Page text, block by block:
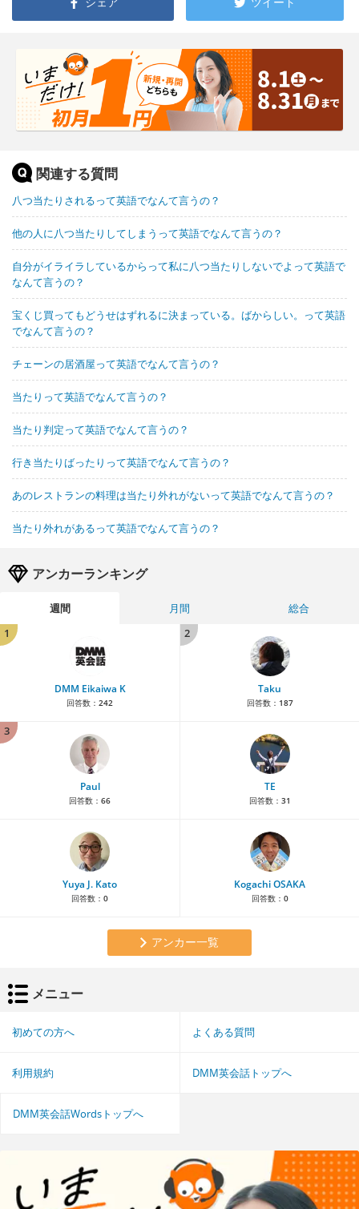
関連する質問
八つ当たりされるって英語でなんて言うの？
他の人に八つ当たりしてしまうって英語でなんて言うの？
自分がイライラしているからって私に八つ当たりしないでよって英語で
なんて言うの？
宝くじ買ってもどうせはずれるに決まっている。ばからしい。って英語
でなんて言うの？
チェーンの居酒屋って英語でなんて言うの？
当たりって英語でなんて言うの？
当たり判定って英語でなんて言うの？
行き当たりばったりって英語でなんて言うの？
あのレストランの料理は当たり外れがないって英語でなんて言うの？
当たり外れがあるって英語でなんて言うの？
アンカーランキング
週間 月間
総合
1
DMM Eikaiwa K
回答数： 242
2
Taku
回答数： 187
3
Paul
回答数： 66
TE
回答数： 31
Yuya J. Kato
回答数： 0
Kogachi OSAKA
回答数： 0
アンカー一覧
メニュー
初めての方へ よくある質問
利用規約 DMM英会話トップへ
DMM英会話Wordsトップへ